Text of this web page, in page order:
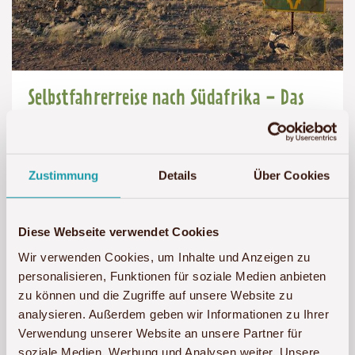
Zustimmung Details Über Cookies
Diese Webseite verwendet Cookies
Wir verwenden Cookies, um Inhalte und Anzeigen zu
personalisieren, Funktionen für soziale Medien anbieten
zu können und die Zugriffe auf unsere Website zu
analysieren. Außerdem geben wir Informationen zu Ihrer
Verwendung unserer Website an unsere Partner für
soziale Medien, Werbung und Analysen weiter. Unsere
Selbstfahrerreise nach Südafrika - Das
unberührte Northern Cape mit dem
Kgalagadi-Transfrontier-Park
15-tägige Selbstfahrerreise nach Südafrika
ab 3.400 € p. P. Details
Preis
(ab):
3400€
Dauer:
15
Tage
Reiseziel
Südafrika